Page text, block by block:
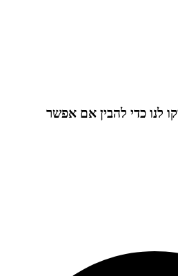
לנו כדי להבין אם אפשר